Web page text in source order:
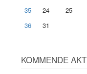
35
24 25
36
31
KOMMENDE